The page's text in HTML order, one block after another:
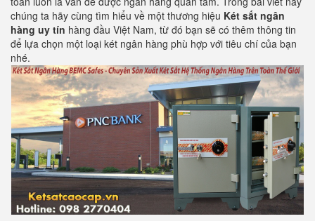
chúng ta hãy cùng tìm hiểu về một thương hiệu Két sắt ngân
hàng uy tín hàng đầu Việt Nam, từ đó bạn sẽ có thêm thông tin
để lựa chọn một loại két ngân hàng phù hợp với tiêu chí của bạn
nhé.